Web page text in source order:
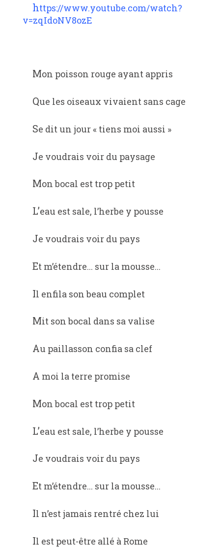
https://www.youtube.com/watch?
v=zqIdoNV8ozE
Mon poisson rouge ayant appris
Que les oiseaux vivaient sans cage
Se dit un jour « tiens moi aussi »
Je voudrais voir du paysage
Mon bocal est trop petit
L’eau est sale, l’herbe y pousse
Je voudrais voir du pays
Et m’étendre... sur la mousse...
Il enfila son beau complet
Mit son bocal dans sa valise
Au paillasson confia sa clef
A moi la terre promise
Mon bocal est trop petit
L’eau est sale, l’herbe y pousse
Je voudrais voir du pays
Et m’étendre... sur la mousse...
Il n’est jamais rentré chez lui
Il est peut-être allé à Rome